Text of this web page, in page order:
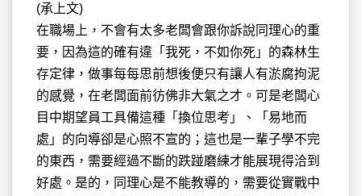
(承上文)
在職場上，不會有太多老闆會跟你訴說同理心的重
要，因為這的確有違「我死，不如你死」的森林生
存定律，做事每每思前想後便只有讓人有淤腐拘泥
的感覺，在老闆面前彷佛非大氣之才。可是老闆心
目中期望員工具備這種「換位思考」、「易地而
處」的向導卻是心照不宣的；這也是一輩子學不完
的東西，需要經過不斷的跌踫磨練才能展現得洽到
好處。是的，同理心是不能教導的，需要從實戰中